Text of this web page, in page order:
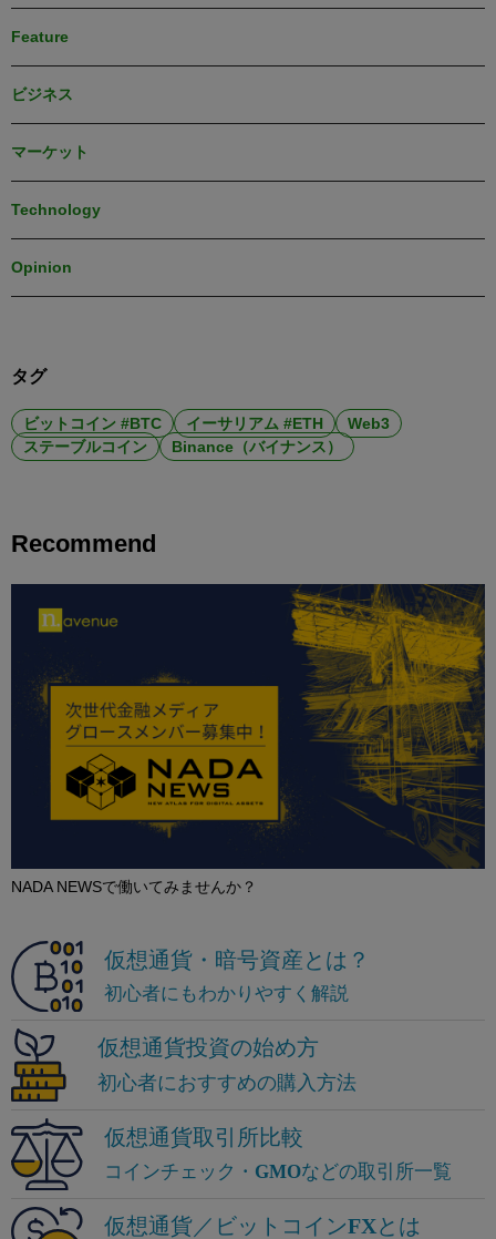
Feature
ビジネス
マーケット
Technology
Opinion
タグ
ビットコイン #BTC イーサリアム #ETH
Web3
ステーブルコイン
Binance（バイナンス）
Recommend
NADA NEWSで働いてみませんか？